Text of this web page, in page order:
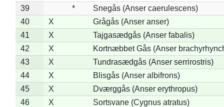
39
*
Snegås (Anser caerulescens)
40
X
Grågås (Anser anser)
41
X
Tajgasædgås (Anser fabalis)
42
X
Kortnæbbet Gås (Anser
43
X
Tundrasædgås (Anser serrirostris)
44
X
Blisgås (Anser albifrons)
45
X
Dværggås (Anser erythropus)
46
X Sortsvane (Cygnus atratus)